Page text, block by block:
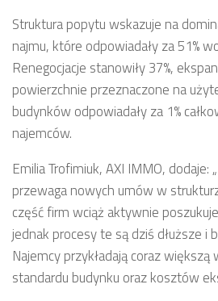
Struktura popytu wskazuje na
najmu, które odpowiadały za 51%
Renegocjacje stanowiły 37%,
powierzchnie przeznaczone na
budynków odpowiadały za 1%
najemców.
Emilia Trofimiuk, AXI IMMO, dodaje:
przewaga nowych umów w
część firm wciąż aktywnie
jednak procesy te są dziś dłuższe i
Najemcy przykładają coraz większą
standardu budynku oraz kosztów